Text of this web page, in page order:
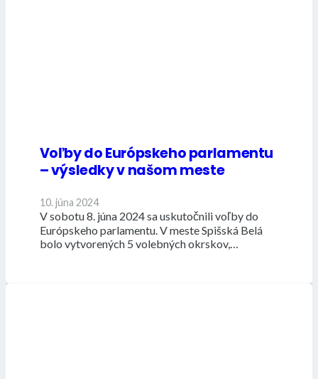
Voľby do Európskeho parlamentu
– výsledky v našom meste
10. júna 2024
V sobotu 8. júna 2024 sa uskutočnili voľby do
Európskeho parlamentu. V meste Spišská Belá
bolo vytvorených 5 volebných okrskov,…